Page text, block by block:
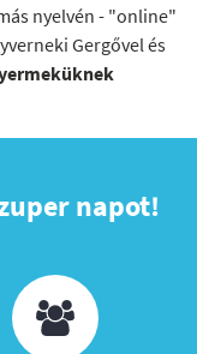
nyelvén - "online"
Gergővel és
napot!